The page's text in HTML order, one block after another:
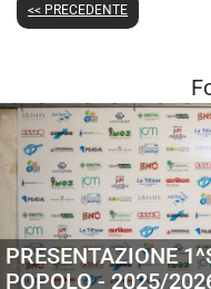
<< PRECEDENTE
PRESENTAZIONE
POPOLO - 2025/